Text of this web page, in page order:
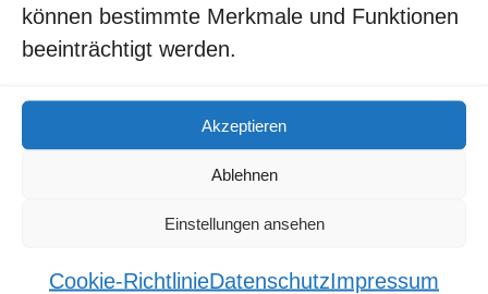
können bestimmte Merkmale und Funktionen
beeinträchtigt werden.
Akzeptieren
Ablehnen
Einstellungen ansehen
Cookie-RichtlinieDatenschutzImpressum
kommentiere.